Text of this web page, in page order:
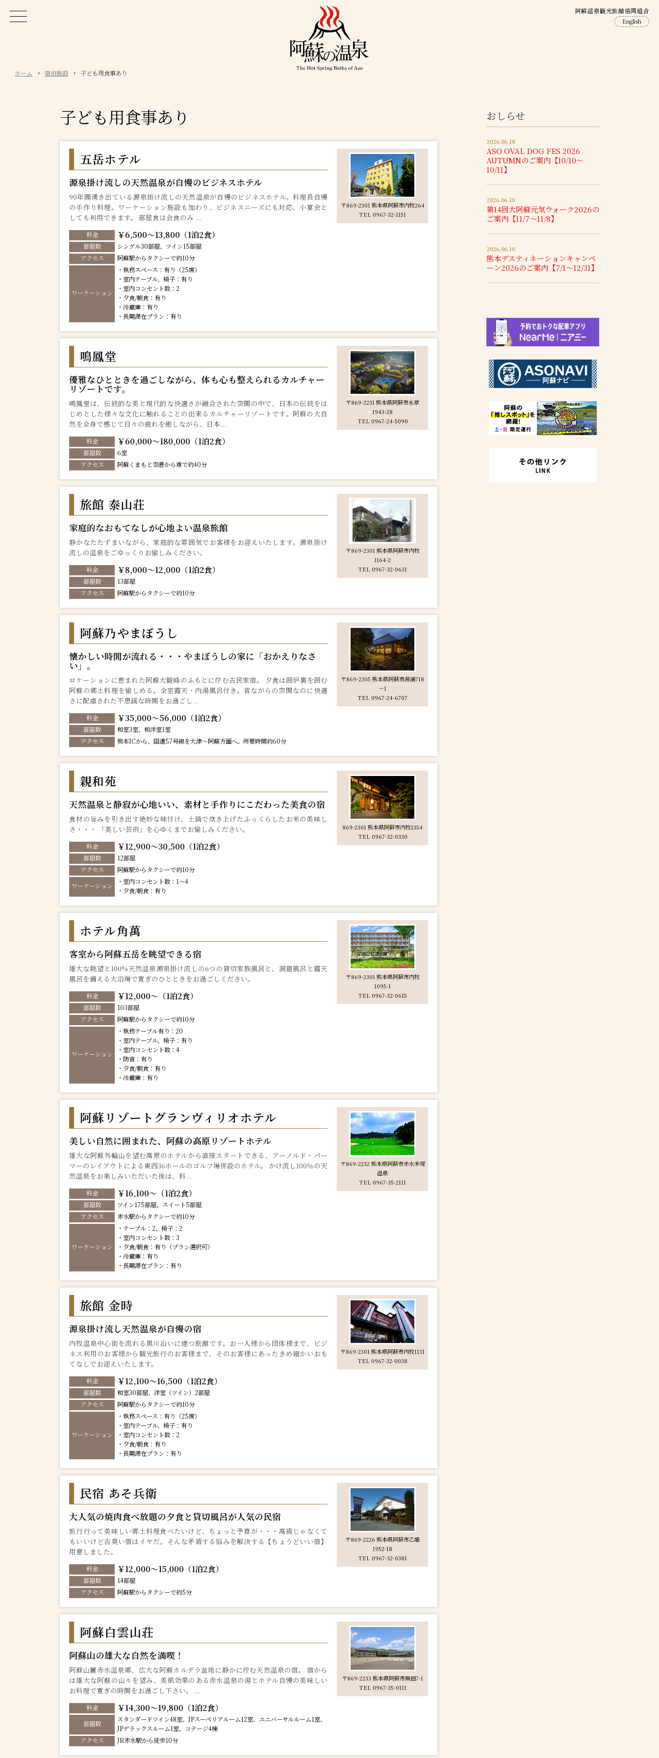
阿蘇温泉観光旅館協同組合
English
ホーム 宿泊施設 子ども用食事あり
子ども用食事あり
五岳ホテル
源泉掛け流しの天然温泉が自慢のビジネスホテル
90年間湧き出ている源泉掛け流しの天然温泉が自慢のビジネスホテル。料理長自慢
の手作り料理。ワーケーション施設も加わり、ビジネスニーズにも対応、小宴会と
しても利用できます。 部屋食は会食のみ ...
料金 ￥6,500～13,800（1泊2食）
部屋数
シングル30部屋、ツイン15部屋
アクセス
阿蘇駅からタクシーで約10分
ワーケーション
・執務スペース：有り（25席）
・室内テーブル、椅子：有り
・室内コンセント数：2
・夕食/朝食：有り
・冷蔵庫：有り
・長期滞在プラン：有り
〒869-2301 熊本県阿蘇市内牧264
TEL 0967-32-1151
鳴鳳堂
優雅なひとときを過ごしながら、体も心も整えられるカルチャー
リゾートです。
鳴鳳堂は、伝統的な美と現代的な快適さが融合された空間の中で、日本の伝統をは
じめとした様々な文化に触れることの出来るカルチャーリゾートです。阿蘇の大自
然を全身で感じて日々の疲れを癒しながら、日本...
料金 ￥60,000～180,000（1泊2食）
部屋数
6室
アクセス
阿蘇くまもと空港から車で約40分
〒869-2231 熊本県阿蘇市永草
1943-28
TEL 0967-24-5090
旅館 泰山荘
家庭的なおもてなしが心地よい温泉旅館
静かなたたずまいながら、家庭的な雰囲気でお客様をお迎えいたします。源泉掛け
流しの温泉をごゆっくりお愉しみください。
料金 ￥8,000～12,000（1泊2食）
部屋数
13部屋
アクセス
阿蘇駅からタクシーで約10分
〒869-2301 熊本県阿蘇市内牧
1164-2
TEL 0967-32-0631
阿蘇乃やまぼうし
懐かしい時間が流れる・・・やまぼうしの家に「おかえりなさ
い」。
ロケーションに恵まれた阿蘇大観峰のふもとに佇む古民家宿。 夕食は囲炉裏を囲む
阿蘇の郷土料理を愉しめる。全室露天・内湯風呂付き。昔ながらの空間なのに快適
さに配慮された不思議な時間をお過ごし...
料金 ￥35,000～56,000（1泊2食）
部屋数
和室3室、和洋室1室
アクセス
熊本ICから、国道57号線を大津〜阿蘇方面へ。所要時間約60分
〒869-2305 熊本県阿蘇市湯浦718
－1
TEL 0967-24-6707
親和苑
天然温泉と静寂が心地いい、素材と手作りにこだわった美食の宿
食材の旨みを引き出す絶妙な味付け、土鍋で炊き上げたふっくらしたお米の美味し
さ・・・ 「美しい芸術」を心ゆくまでお愉しみください。
料金 ￥12,900～30,500（1泊2食）
部屋数
12部屋
アクセス
阿蘇駅からタクシーで約10分
ワーケーション
・室内コンセント数：1～4
・夕食/朝食：有り
869-2301 熊本県阿蘇市内牧1354
TEL 0967-32-0330
ホテル角萬
客室から阿蘇五岳を眺望できる宿
雄大な眺望と100%天然温泉源泉掛け流しの6つの貸切家族風呂と、洞窟風呂と露天
風呂を備える大浴場で寛ぎのひとときをお過ごしください。
料金 ￥12,000～（1泊2食）
部屋数
103部屋
アクセス
阿蘇駅からタクシーで約10分
ワーケーション
・執務テーブル有り：20
・室内テーブル、椅子：有り
・室内コンセント数：4
・防音：有り
・夕食/朝食：有り
・冷蔵庫：有り
〒869-2301 熊本県阿蘇市内牧
1095-1
TEL 0967-32-0615
阿蘇リゾートグランヴィリオホテル
美しい自然に囲まれた、阿蘇の高原リゾートホテル
雄大な阿蘇外輪山を望む高原のホテルから直接スタートできる、アーノルド・パー
マーのレイアウトによる東西36ホールのゴルフ場併設のホテル。 かけ流し100％の天
然温泉をお楽しみいただいた後は、料...
料金 ￥16,100～（1泊2食）
部屋数
ツイン175部屋、スイート5部屋
アクセス
赤水駅からタクシーで約10分
ワーケーション
・テーブル：2、椅子：2
・室内コンセント数：3
・夕食/朝食：有り（プラン選択可）
・冷蔵庫：有り
・長期滞在プラン：有り
〒869-2232 熊本県阿蘇市赤水米塚
温泉
TEL 0967-35-2111
旅館 金時
源泉掛け流し天然温泉が自慢の宿
内牧温泉中心街を流れる黒川沿いに建つ旅館です。お一人様から団体様まで、ビジ
ネス利用のお客様から観光旅行のお客様まで、そのお客様にあったきめ細かいおも
てなしでお迎えいたします。
料金 ￥12,100～16,500（1泊2食）
部屋数
和室30部屋、洋室（ツイン）2部屋
アクセス
阿蘇駅からタクシーで約10分
ワーケーション
・執務スペース：有り（25席）
・室内テーブル、椅子：有り
・室内コンセント数：2
・夕食/朝食：有り
・長期滞在プラン：有り
〒869-2301 熊本県阿蘇市内牧1131
TEL 0967-32-0038
民宿 あそ兵衛
大人気の焼肉食べ放題の夕食と貸切風呂が人気の民宿
旅行行って美味しい郷土料理食べたいけど、ちょっと予算が・・・高級じゃなくて
もいいけど古臭い宿はイヤだ。そんな矛盾する悩みを解決する【ちょうどいい宿】
用意しました。
料金 ￥12,000～15,000（1泊2食）
部屋数
14部屋
アクセス
阿蘇駅からタクシーで約5分
〒869-2226 熊本県阿蘇市乙姫
1952-18
TEL 0967-32-0381
阿蘇白雲山荘
阿蘇山の雄大な自然を満喫！
阿蘇山麓赤水温泉郷、広大な阿蘇カルデラ盆地に静かに佇む天然温泉の宿。 宿から
は雄大な阿蘇の山々を望み、美肌効果のある赤水温泉の湯とホテル自慢の美味しい
お料理で寛ぎの時間をお過ごし下さい。 ...
料金 ￥14,300～19,800（1泊2食）
部屋数
スタンダードツイン48室、JPスーペリアルーム12室、ユニバーサルルーム1室、
JPデラックスルーム1室、コテージ4棟
アクセス
JR赤水駅から徒歩10分
〒869-2233 熊本県阿蘇市無田7-1
TEL 0967-35-0111
おしらせ
2026.06.18
ASO OVAL DOG FES 2026
AUTUMNのご案内【10/10～
10/11】
2026.06.10
第14回大阿蘇元気ウォーク2026の
ご案内【11/7～11/8】
2026.06.10
熊本デスティネーションキャンペ
ーン2026のご案内【7/1～12/31】